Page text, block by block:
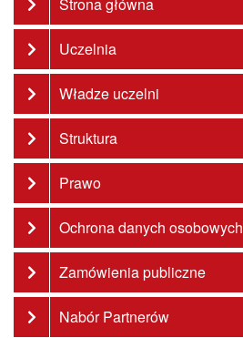
Uczelnia
Władze uczelni
Struktura
Prawo
Ochrona danych osobowych
Zamówienia publiczne
Nabór Partnerów